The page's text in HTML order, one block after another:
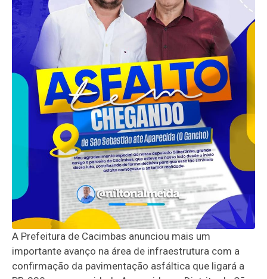
A Prefeitura de Cacimbas anunciou mais um
importante avanço na área de infraestrutura com a
confirmação da pavimentação asfáltica que ligará a